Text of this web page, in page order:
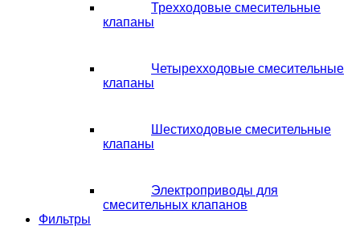
Трехходовые смесительные
клапаны
Четырехходовые смесительные
клапаны
Шестиходовые смесительные
клапаны
Электроприводы для
смесительных клапанов
Фильтры